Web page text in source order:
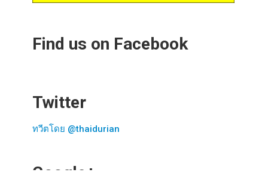
Find us on Facebook
Twitter
ทวีตโดย @thaidurian
Google+